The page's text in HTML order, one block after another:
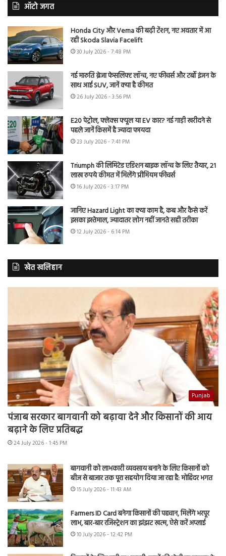
ऑटो जगत
Honda City और Verna की बढ़ी टेंशन, नए अवतार में आ
रही Skoda Slavia Facelift
30 July 2026 - 7:48 PM
नई मारुति ब्रेजा फेसलिफ्ट लॉन्च, नए फीचर्स और टर्बो इंजन के
साथ आई SUV, जानें क्या है कीमत
26 July 2026 - 3:56 PM
E20 पेट्रोल, फ्लेक्स फ्यूल या EV कार? नई गाड़ी खरीदने से
पहले जानें किसमें है ज्यादा फायदा
23 July 2026 - 7:41 PM
Triumph की लिमिटेड एडिशन बाइक लॉन्च के लिए तैयार, 21
लाख रुपये कीमत में मिलेंगे प्रीमियम फीचर्स
16 July 2026 - 3:17 PM
जानिए Hazard Light का क्या काम है, कब और कैसे करें
इसका इस्तेमाल, ज्यादातर लोग नहीं जानते सही तरीका
12 July 2026 - 6:14 PM
खेत खलिहान
Punjab
पंजाब सरकार बागवानी को बढ़ावा देने और किसानों की आय
बढ़ाने के लिए प्रतिबद्ध
24 July 2026 - 1:45 PM
बागवानी को लाभकारी व्यवसाय बनाने के लिए किसानों को
बीज से बाजार तक पूरा सहयोग दिया जा रहा है: मोहिंदर भगत
15 July 2026 - 11:43 AM
Farmers ID Card बनेगा किसानों की पहचान, मिलेंगे भरपूर
लाभ, बार-बार रजिस्ट्रेशन का झंझट खत्म, ऐसे करें अप्लाई
10 July 2026 - 12:42 PM